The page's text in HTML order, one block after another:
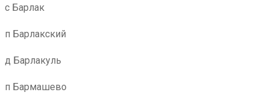
с Барлак
п Барлакский
д Барлакуль
п Бармашево